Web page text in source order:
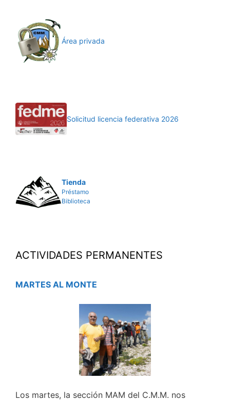
Área privada
Solicitud licencia federativa 2026
Tienda
Préstamo
Biblioteca
ACTIVIDADES PERMANENTES
MARTES AL MONTE
Los martes, la sección MAM del C.M.M. nos